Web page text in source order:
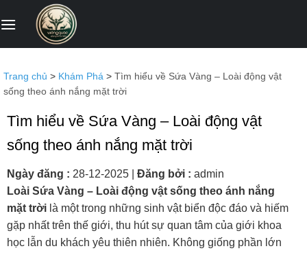
qua
Trang chủ > Khám Phá > Tìm hiểu về Sứa Vàng – Loài động vật
sống theo ánh nắng mặt trời
Tìm hiểu về Sứa Vàng – Loài động vật
sống theo ánh nắng mặt trời
Ngày đăng : 28-12-2025 Đăng bởi : admin
Loài Sứa Vàng – Loài động vật sống theo ánh nắng
mặt trời là một trong những sinh vật biển độc đáo và hiếm
gặp nhất trên thế giới, thu hút sự quan tâm của giới khoa
học lẫn du khách yêu thiên nhiên. Không giống phần lớn